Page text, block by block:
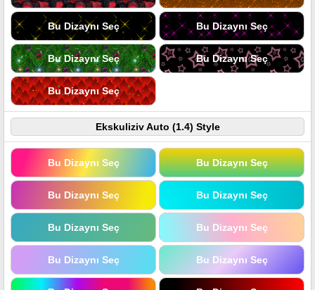
Bu Dizaynı Seç Bu Dizaynı Seç
Bu Dizaynı Seç Bu Dizaynı Seç
Bu Dizaynı Seç
Ekskuliziv Auto (1.4) Style
Bu Dizaynı Seç Bu Dizaynı Seç
Bu Dizaynı Seç Bu Dizaynı Seç
Bu Dizaynı Seç Bu Dizaynı Seç
Bu Dizaynı Seç Bu Dizaynı Seç